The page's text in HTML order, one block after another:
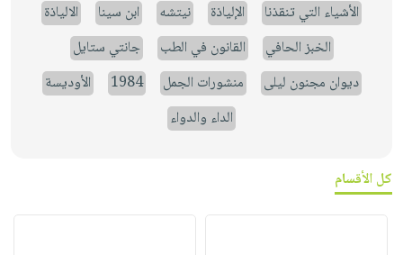
الأشياء التي تنقذنا
الإلياذة نيتشه ابن سينا
الالياذة
الخبز الحافي
القانون في الطب
جانتي ستايل
ديوان مجنون ليلى
منشورات الجمل 1984
الأوديسة
الداء والدواء
كل الأقسام